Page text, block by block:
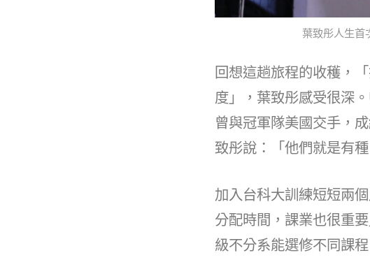
葉致彤人生首
回想這趟旅程的收穫，
度」，葉致彤感受很深
曾與冠軍隊美國交手，
致彤說：「他們就是有種
加入台科大訓練短短兩
分配時間，課業也很重
級不分系能選修不同課